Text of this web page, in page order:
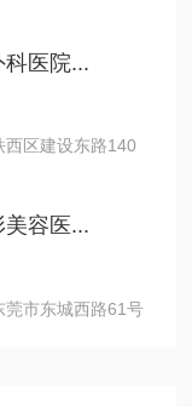
医院...
西区建设东路140
容医...
莞市东城西路61号